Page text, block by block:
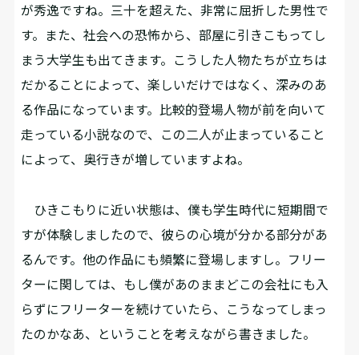
が秀逸ですね。三十を超えた、非常に屈折した男性で
す。また、社会への恐怖から、部屋に引きこもってし
まう大学生も出てきます。こうした人物たちが立ちは
だかることによって、楽しいだけではなく、深みのあ
る作品になっています。比較的登場人物が前を向いて
走っている小説なので、この二人が止まっていること
によって、奥行きが増していますよね。
ひきこもりに近い状態は、僕も学生時代に短期間で
すが体験しましたので、彼らの心境が分かる部分があ
るんです。他の作品にも頻繁に登場しますし。フリー
ターに関しては、もし僕があのままどこの会社にも入
らずにフリーターを続けていたら、こうなってしまっ
たのかなあ、ということを考えながら書きました。